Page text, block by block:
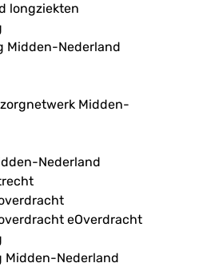
longziekten
Midden-Nederland
Midden-
Nederland
eOverdracht
Midden-Nederland